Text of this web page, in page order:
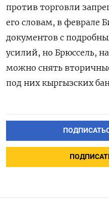
против торговли
его словам, в феврале
документов с
усилий, но Брюссель,
можно снять
под них кыргызских